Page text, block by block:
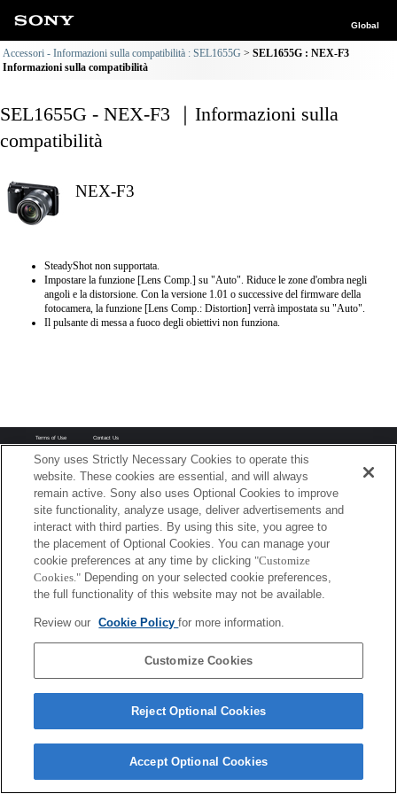
Global
Accessori - Informazioni sulla compatibilità : SEL1655G
SEL1655G : NEX-F3
Informazioni sulla compatibilità
SEL1655G - NEX-F3 ｜Informazioni sulla
compatibilità
NEX-F3
SteadyShot non supportata.
Impostare la funzione [Lens Comp.] su "Auto". Riduce le zone d'ombra negli
angoli e la distorsione. Con la versione 1.01 o successive del firmware della
fotocamera, la funzione [Lens Comp.: Distortion] verrà impostata su "Auto".
Il pulsante di messa a fuoco degli obiettivi non funziona.
Terms of Use Contact Us
Sony uses Strictly Necessary Cookies to operate this
website. These cookies are essential, and will always
remain active. Sony also uses Optional Cookies to improve
site functionality, analyze usage, deliver advertisements and
interact with third parties. By using this site, you agree to
the placement of Optional Cookies. You can manage your
cookie preferences at any time by clicking "Customize
Cookies." Depending on your selected cookie preferences,
the full functionality of this website may not be available.
Review our Cookie Policyfor more information.
Customize Cookies
Reject Optional Cookies
Accept Optional Cookies